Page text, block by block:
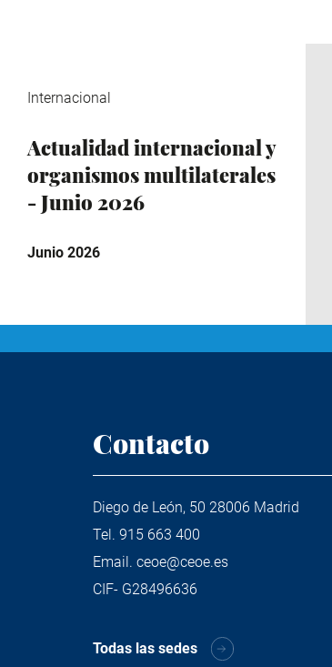
Internacional
Actualidad internacional y
organismos multilaterales
- Junio 2026
Junio 2026
Contacto
Diego de León, 50 28006 Madrid
Tel. 915 663 400
Email. ceoe@ceoe.es
CIF- G28496636
Todas las sedes